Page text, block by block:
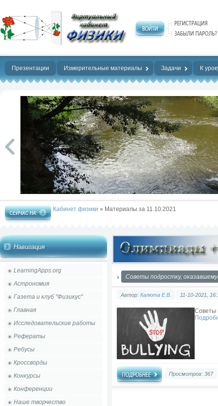
Нет предела
совершенству!
Презентации Измерительные материалы Задачи К
Кабинет физики » Материалы за 11.10.2021
Навигация
LearningApps.org
Астрономия
Газета и клуб "Физикус"
Главная
Исследовательские работы
Рефераты
Ребусы
Кроссворды
Конкурсы
Конференции
Наше творчество
Советы подростку,
Автор: Калюта Е.В. 11-10-2021,
Советы
Просмотров: 367